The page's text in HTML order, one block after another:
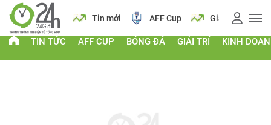
Lịch Tin mới AFF Cup Giá vàng
TIN TỨC AFF CUP BÓNG ĐÁ GIẢI TRÍ KINH